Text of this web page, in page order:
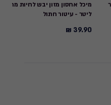
ליטר - עיטור חתול
39.90
39.90 ₪